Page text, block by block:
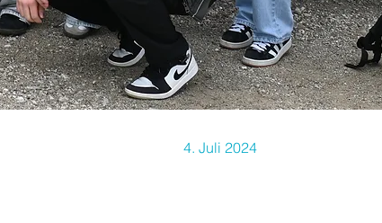
4. Juli 2024